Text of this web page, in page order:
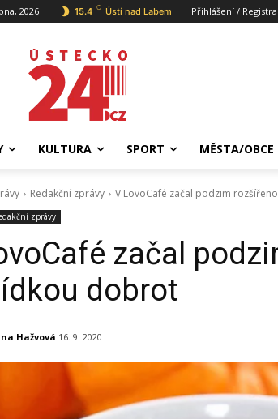
2026 15.4 C Ústí nad Labem Přihlášení /
KULTURA SPORT MĚSTA/OBCE
Redakční zprávy V LovoCafé začal podzim
zprávy
začal
dobrot
Hažvová 16. 9. 2020